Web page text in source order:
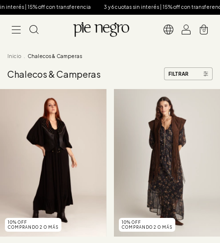
interés | 15% off con transferencia 3 y 6 cuotas sin interés | 15% off con
0
Inicio Chalecos & Camperas
Chalecos & Camperas FILTRAR
10% OFF
COMPRANDO 2 O MÁS
10% OFF
COMPRANDO 2 O MÁS